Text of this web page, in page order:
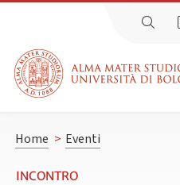
Home > Eventi
INCONTRO